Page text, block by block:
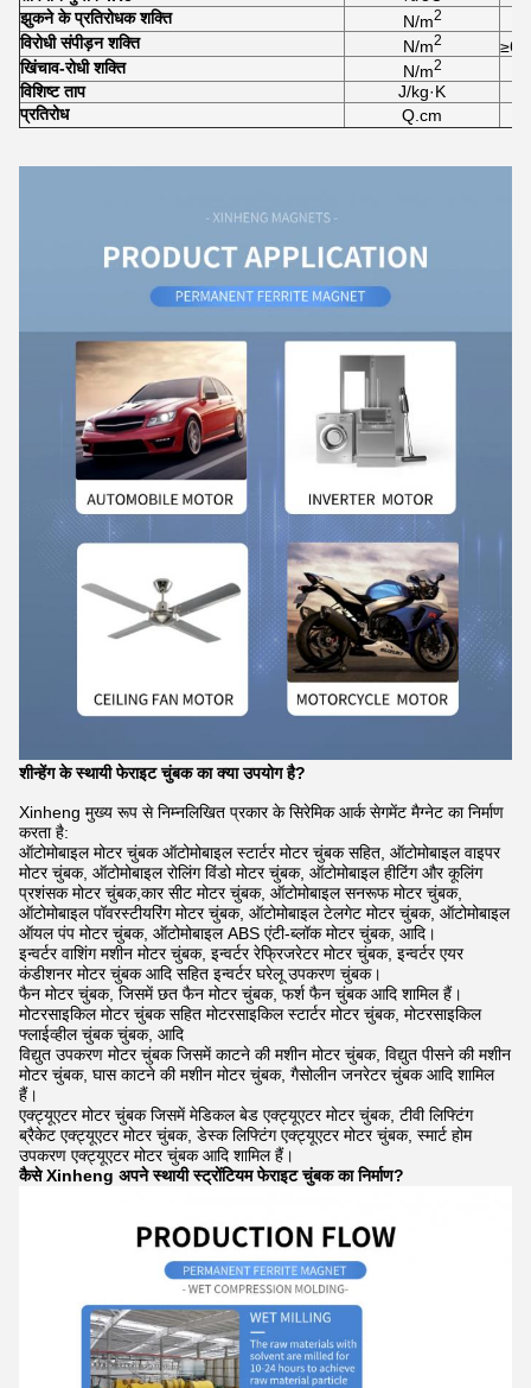
झुकने के प्रतिरोधक शक्ति
N/m2
विरोधी संपीड़न शक्ति N/m2
खिंचाव-रोधी शक्ति
N/m2
विशिष्ट ताप
J/kg·K
प्रतिरोध
Q.cm
शीन्हेंग के स्थायी फेराइट चुंबक का क्या उपयोग है?
Xinheng मुख्य रूप से निम्नलिखित प्रकार के सिरेमिक आर्क सेगमेंट मैग्नेट का निर्माण
करता है:
ऑटोमोबाइल मोटर चुंबक ऑटोमोबाइल स्टार्टर मोटर चुंबक सहित, ऑटोमोबाइल वाइपर
मोटर चुंबक, ऑटोमोबाइल रोलिंग विंडो मोटर चुंबक, ऑटोमोबाइल हीटिंग और कूलिंग
प्रशंसक मोटर चुंबक,कार सीट मोटर चुंबक, ऑटोमोबाइल सनरूफ मोटर चुंबक,
ऑटोमोबाइल पॉवरस्टीयरिंग मोटर चुंबक, ऑटोमोबाइल टेलगेट मोटर चुंबक, ऑटोमोबाइल
ऑयल पंप मोटर चुंबक, ऑटोमोबाइल ABS एंटी-ब्लॉक मोटर चुंबक, आदि।
इन्वर्टर वाशिंग मशीन मोटर चुंबक, इन्वर्टर रेफ्रिजरेटर मोटर चुंबक, इन्वर्टर एयर
कंडीशनर मोटर चुंबक आदि सहित इन्वर्टर घरेलू उपकरण चुंबक।
फैन मोटर चुंबक, जिसमें छत फैन मोटर चुंबक, फर्श फैन चुंबक आदि शामिल हैं।
मोटरसाइकिल मोटर चुंबक सहित मोटरसाइकिल स्टार्टर मोटर चुंबक, मोटरसाइकिल
फ्लाईव्हील चुंबक चुंबक, आदि
विद्युत उपकरण मोटर चुंबक जिसमें काटने की मशीन मोटर चुंबक, विद्युत पीसने की मशीन
मोटर चुंबक, घास काटने की मशीन मोटर चुंबक, गैसोलीन जनरेटर चुंबक आदि शामिल
हैं।
एक्ट्यूएटर मोटर चुंबक जिसमें मेडिकल बेड एक्ट्यूएटर मोटर चुंबक, टीवी लिफ्टिंग
ब्रैकेट एक्ट्यूएटर मोटर चुंबक, डेस्क लिफ्टिंग एक्ट्यूएटर मोटर चुंबक, स्मार्ट होम
उपकरण एक्ट्यूएटर मोटर चुंबक आदि शामिल हैं।
कैसे Xinheng अपने स्थायी स्ट्रोंटियम फेराइट चुंबक का निर्माण?